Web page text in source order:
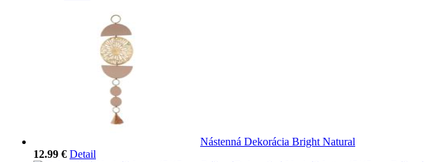
Nástenná Dekorácia Bright Natural
12.99 € Detail